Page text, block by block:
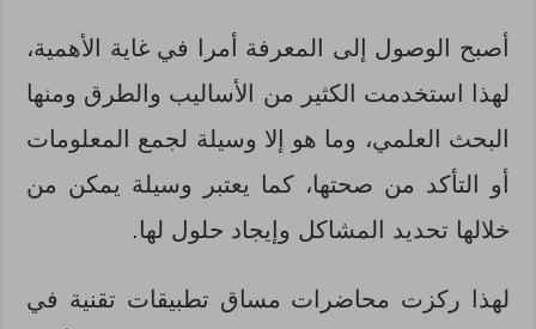
أصبح الوصول إلى المعرفة أمرا في غاية الأهمية،
لهذا استخدمت الكثير من الأساليب والطرق ومنها
البحث العلمي، وما هو إلا وسيلة لجمع المعلومات
أو التأكد من صحتها، كما يعتبر وسيلة يمكن من
خلالها تحديد المشاكل وإيجاد حلول لها.
لهذا ركزت محاضرات مساق تطبيقات تقنية في